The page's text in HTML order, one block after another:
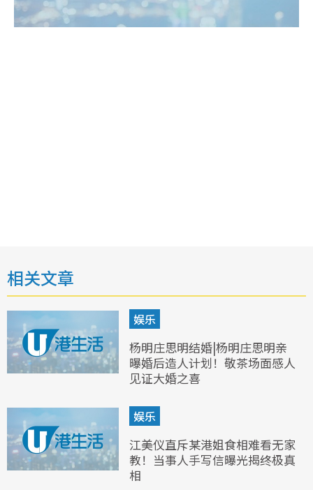
相关文章
娱乐
杨明庄思明结婚|杨明庄思明亲
曝婚后造人计划！敬茶场面感人
见证大婚之喜
娱乐
江美仪直斥某港姐食相难看无家
教！当事人手写信曝光揭终极真
相